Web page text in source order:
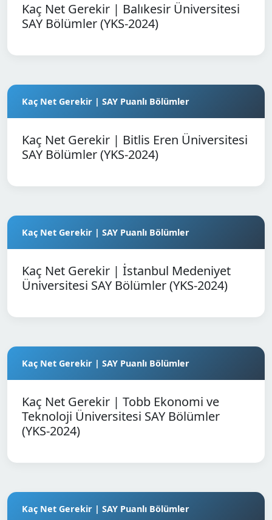
Kaç Net Gerekir | Balıkesir Üniversitesi
SAY Bölümler (YKS-2024)
Kaç Net Gerekir | SAY Puanlı Bölümler
Kaç Net Gerekir | Bitlis Eren Üniversitesi
SAY Bölümler (YKS-2024)
Kaç Net Gerekir | SAY Puanlı Bölümler
Kaç Net Gerekir | İstanbul Medeniyet
Üniversitesi SAY Bölümler (YKS-2024)
Kaç Net Gerekir | SAY Puanlı Bölümler
Kaç Net Gerekir | Tobb Ekonomi ve
Teknoloji Üniversitesi SAY Bölümler
(YKS-2024)
Kaç Net Gerekir | SAY Puanlı Bölümler